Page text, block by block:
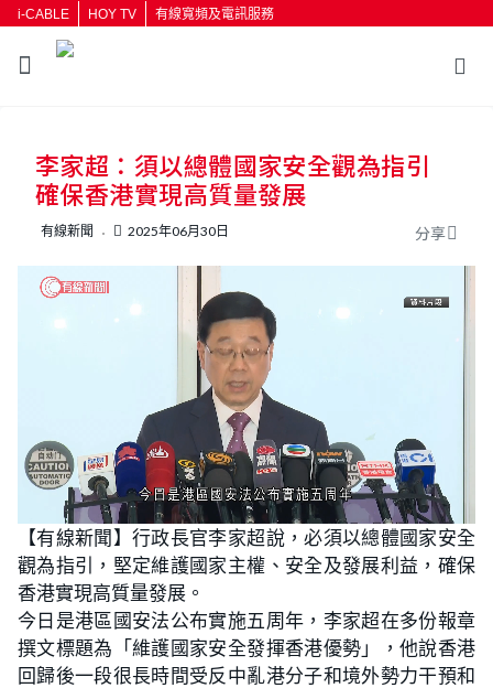
i-CABLE HOY TV 有線寬頻及電訊服務
按輸入鍵開始搜尋
李家超：須以總體國家安全觀為指引
確保香港實現高質量發展
有線新聞 2025年06月30日 分享
U
n
m
L
o
a
d
e
d
:
4
6
.
8
8
%
【有線新聞】行政長官李家超說，必須以總體國家安全
觀為指引，堅定維護國家主權、安全及發展利益，確保
香港實現高質量發展。
今日是港區國安法公布實施五周年，李家超在多份報章
撰文標題為「維護國家安全發揮香港優勢」，他說香港
回歸後一段很長時間受反中亂港分子和境外勢力干預和